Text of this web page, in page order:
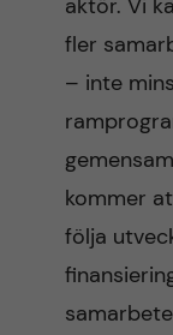
aktör. Vi
fler
– inte
kommer
följa